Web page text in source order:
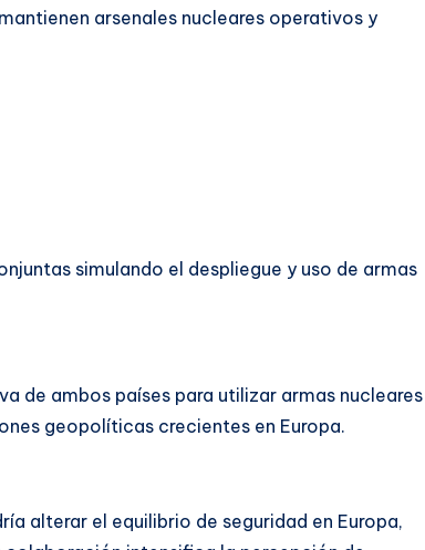
arsenales nucleares operativos y
simulando el despliegue y uso de armas
de ambos países para utilizar armas nucleares
geopolíticas crecientes en Europa.
alterar el equilibrio de seguridad en Europa,